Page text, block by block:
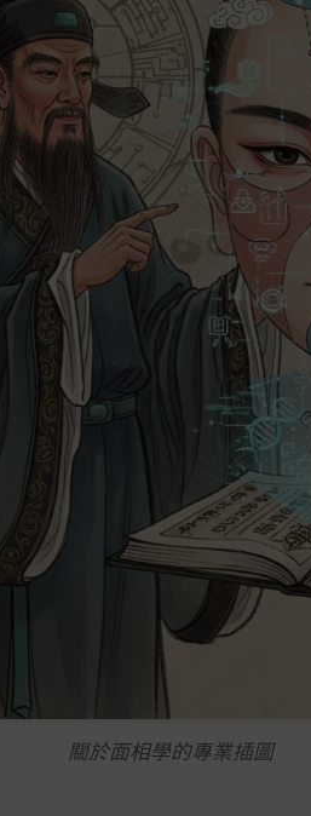
關於面相學的專業插圖